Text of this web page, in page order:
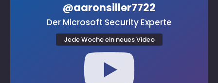
@aaronsiller7722
Der Microsoft Security Experte
Jede Woche ein neues Video